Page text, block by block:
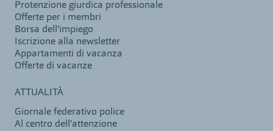
Protenzione giurdica professionale
Offerte per i membri
Borsa dell'impiego
Iscrizione alla newsletter
Appartamenti di vacanza
Offerte di vacanze
ATTUALITÀ
Giornale federativo police
Al centro dell'attenzione